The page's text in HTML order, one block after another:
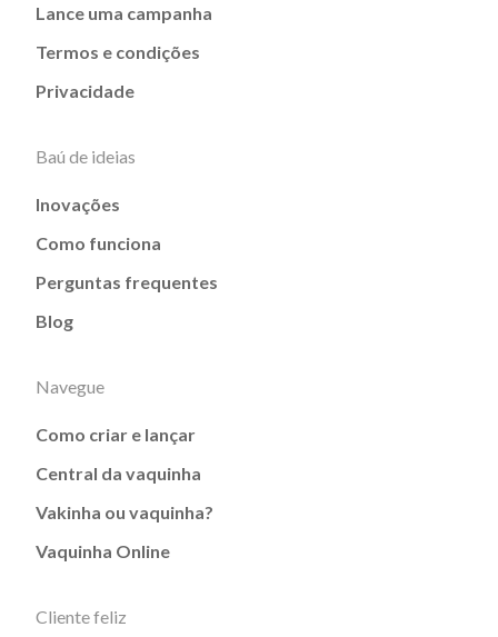
Lance uma campanha
Termos e condições
Privacidade
Baú de ideias
Inovações
Como funciona
Perguntas frequentes
Blog
Navegue
Como criar e lançar
Central da vaquinha
Vakinha ou vaquinha?
Vaquinha Online
Cliente feliz